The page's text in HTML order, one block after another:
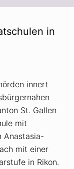
in
innert
St. Gallen
mit
Anastasia-
mit einer
in Rikon.